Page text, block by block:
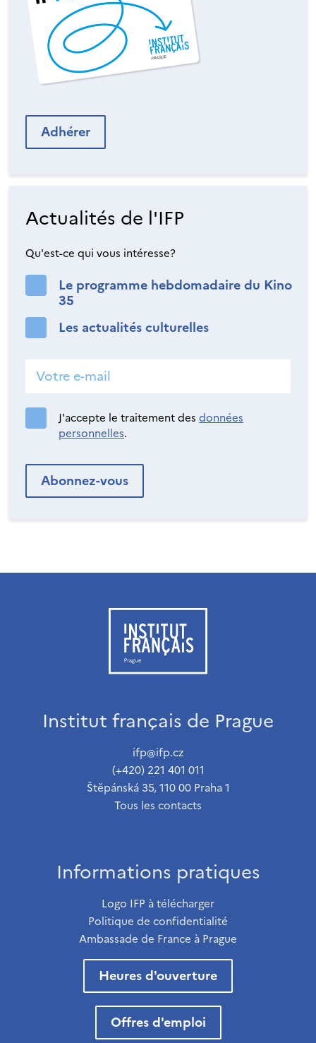
Adhérer
Actualités de l'IFP
Qu'est-ce qui vous intéresse?
Le programme hebdomadaire du Kino
35
Les actualités culturelles
J'accepte le traitement des données
personnelles.
Institut français de Prague
ifp@ifp.cz
(+420) 221 401 011
Štěpánská 35, 110 00 Praha 1
Tous les contacts
Informations pratiques
Logo IFP à télécharger
Politique de confidentialité
Ambassade de France à Prague
Heures d'ouverture
Offres d'emploi